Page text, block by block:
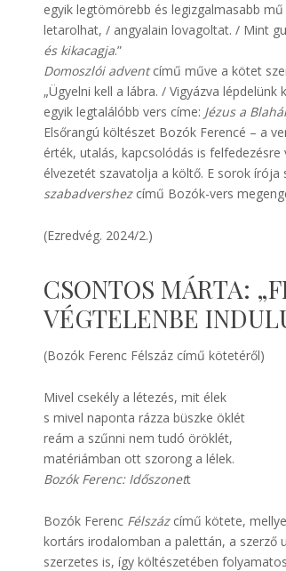
egyik legtömörebb és legizgalmasabb
letarolhat, / angyalain lovagoltat. / Mint
és kikacagja.”
Domoszlói adventcímű műve a kötet
„Ügyelni kell a lábra. / Vigyázva
egyik legtalálóbb vers címe: Jézus a
Elsőrangú költészet Bozók Ferencé – a
érték, utalás, kapcsolódás is
élvezetét szavatolja a költő. E sorok
szabadvershezcímű Bozók-vers
(Ezredvég. 2024/2.)
CSONTOS MÁRTA:
VÉGTELENBE
(Bozók Ferenc Félszáz című kötetéről)
Mivel csekély a létezés, mit élek
s mivel naponta rázza büszke öklét
reám a szűnni nem tudó öröklét,
matériámban ott szorong a lélek.
Bozók Ferenc: Időszonett
Bozók Ferenc Félszázcímű kötete,
kortárs irodalomban a palettán, a szerző
szerzetes is, így költészetében